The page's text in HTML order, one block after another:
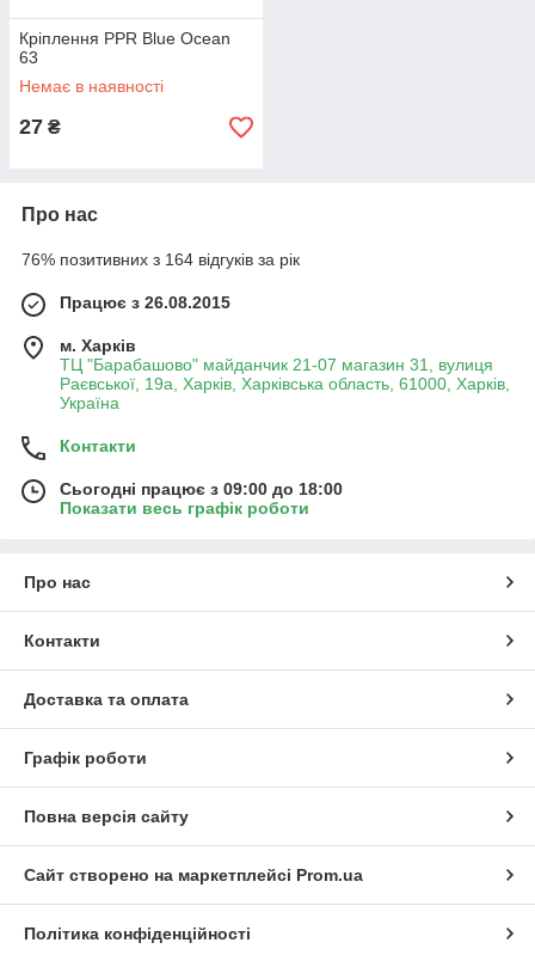
Кріплення PPR Blue Ocean
63
Немає в наявності
27 ₴
Про нас
76% позитивних з 164 відгуків за рік
Працює з 26.08.2015
м. Харків
ТЦ "Барабашово" майданчик 21-07 магазин 31, вулиця
Раєвської, 19а, Харків, Харківська область, 61000, Харків,
Україна
Контакти
Сьогодні працює з 09:00 до 18:00
Показати весь графік роботи
Про нас
Контакти
Доставка та оплата
Графік роботи
Повна версія сайту
Сайт створено на маркетплейсі Prom.ua
Політика конфіденційності